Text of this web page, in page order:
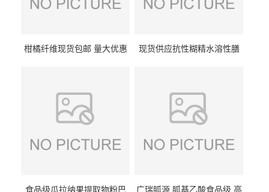
柑橘纤维现货包邮 量大优惠
现货供应抗性糊精水溶性膳
食品级瓜拉纳果提取物粉巴
广瑞胍源 胍基乙酸食品级 高